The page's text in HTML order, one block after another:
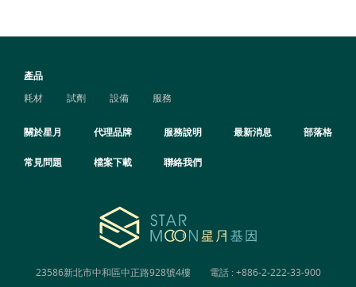
產品
耗材
試劑 設備 服務
關於星月 代理品牌 服務說明 最新消息 部落格
常見問題 檔案下載 聯絡我們
23586新北市中和區中正路928號4樓 電話 :+886-2-222-33-900